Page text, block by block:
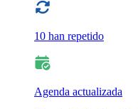
10 han repetido
Agenda actualizada